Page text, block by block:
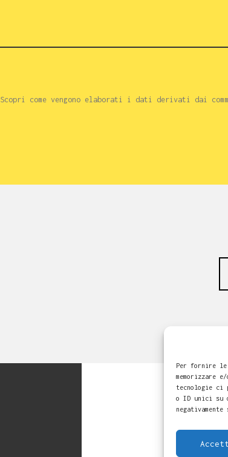
Per fornire le
memorizzare
tecnologie ci
o ID unici su
Scopri come vengono elaborati i dati derivati dai